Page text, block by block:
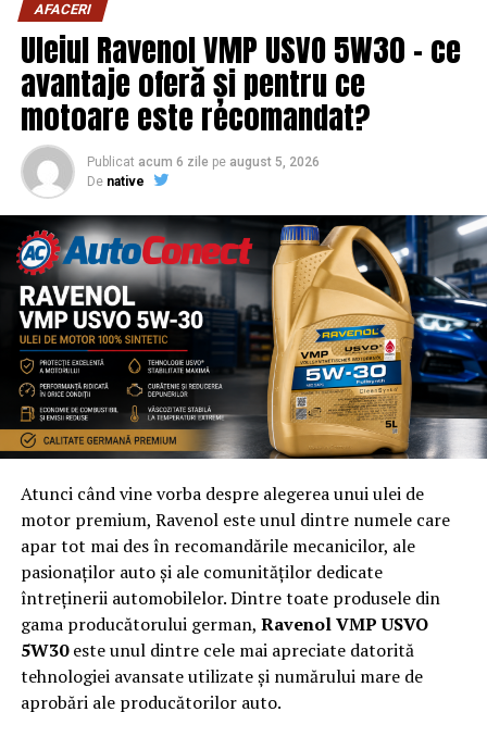
Organizatorii care doresc să crească vizibilitatea unui
eveniment cu acces gratuit pot solicita o ofertă de
promovare din partea echipei EvenimenteGratuite.ro.
Adresa de contact este salut@evenimentegratuite.ro
AFACERI
Uleiul Ravenol VMP USVO 5W30 – ce
avantaje oferă și pentru ce
motoare este recomandat?
Publicat acum 6 zile pe august 5, 2026
De native
Atunci când vine vorba despre alegerea unui ulei de
motor premium, Ravenol este unul dintre numele care
apar tot mai des în recomandările mecanicilor, ale
pasionaților auto și ale comunităților dedicate
întreținerii automobilelor. Dintre toate produsele din
gama producătorului german, Ravenol VMP USVO
5W30este unul dintre cele mai apreciate datorită
tehnologiei avansate utilizate și numărului mare de
aprobări ale producătorilor auto.